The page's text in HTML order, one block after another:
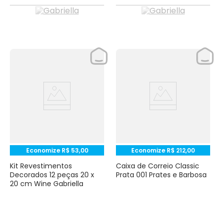
Economize R$ 53,00
Kit Revestimentos
Decorados 12 peças 20 x
20 cm Wine Gabriella
Economize R$ 212,00
Caixa de Correio Classic
Prata 001 Prates e Barbosa